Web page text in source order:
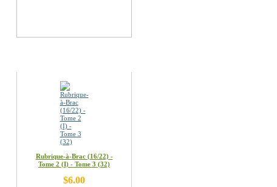
Rubrique-à-Brac (16/22) -
Tome 2 (I) - Tome 3 (32)
$6.00